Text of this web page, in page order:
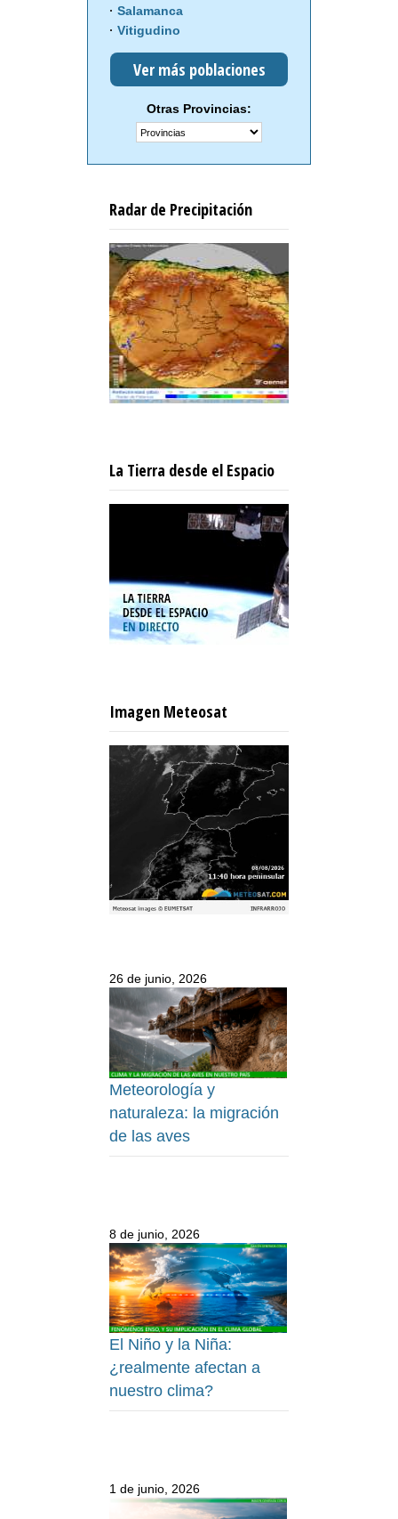
Salamanca
Vitigudino
Ver más poblaciones
Otras Provincias:
Radar de Precipitación
La Tierra desde el Espacio
Imagen Meteosat
26 de junio, 2026
Meteorología y
naturaleza: la migración
de las aves
8 de junio, 2026
El Niño y la Niña:
¿realmente afectan a
nuestro clima?
1 de junio, 2026